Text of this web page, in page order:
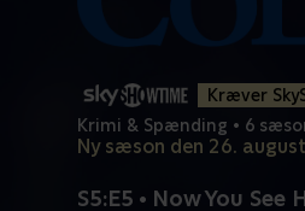
Kræver
Krimi & Spænding • 6
Ny sæson den 26. august
S5:E5 • Now You See